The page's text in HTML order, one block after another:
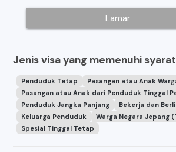
Lamar
Jenis visa yang memenuhi syarat
Penduduk Tetap
Pasangan atau Anak
Pasangan atau Anak dari Penduduk Tinggal
Penduduk Jangka Panjang
Bekerja dan
Keluarga Penduduk
Warga Negara Jepang
Spesial Tinggal Tetap